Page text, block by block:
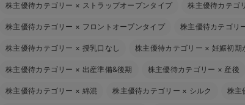
株主優待カテゴリー × ストラップオープンタイプ 株主優待カテゴ
株主優待カテゴリー × フロントオープンタイプ 株主優待カテゴリ
株主優待カテゴリー × 授乳口なし 株主優待カテゴリー × 妊娠初期
株主優待カテゴリー × 出産準備&後期 株主優待カテゴリー × 産後
株主優待カテゴリー × 綿混 株主優待カテゴリー × シルク 株主